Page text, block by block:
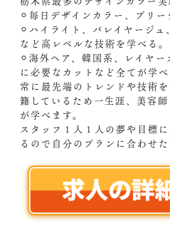
⚪︎毎日デザインカラー、ブリー
⚪︎ハイライト、バレイヤージ
など高レベルな技術を学べる。
⚪︎海外ヘア、韓国系、レイヤ
に必要なカットなど全てが学べ
常に最先端のトレンドや技術
籍しているため一生涯、美容
が学べます。
スタッフ１人１人の夢や目標
るので自分のプランに合わせた